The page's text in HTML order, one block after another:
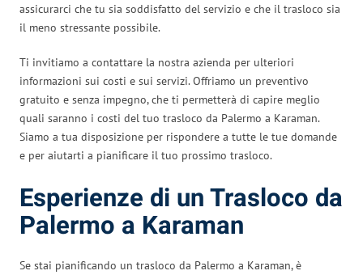
assicurarci che tu sia soddisfatto del servizio e che il trasloco sia
il meno stressante possibile.
Ti invitiamo a contattare la nostra azienda per ulteriori
informazioni sui costi e sui servizi. Offriamo un preventivo
gratuito e senza impegno, che ti permetterà di capire meglio
quali saranno i costi del tuo trasloco da Palermo a Karaman.
Siamo a tua disposizione per rispondere a tutte le tue domande
e per aiutarti a pianificare il tuo prossimo trasloco.
Esperienze di un Trasloco da
Palermo a Karaman
Se stai pianificando un trasloco da Palermo a Karaman, è